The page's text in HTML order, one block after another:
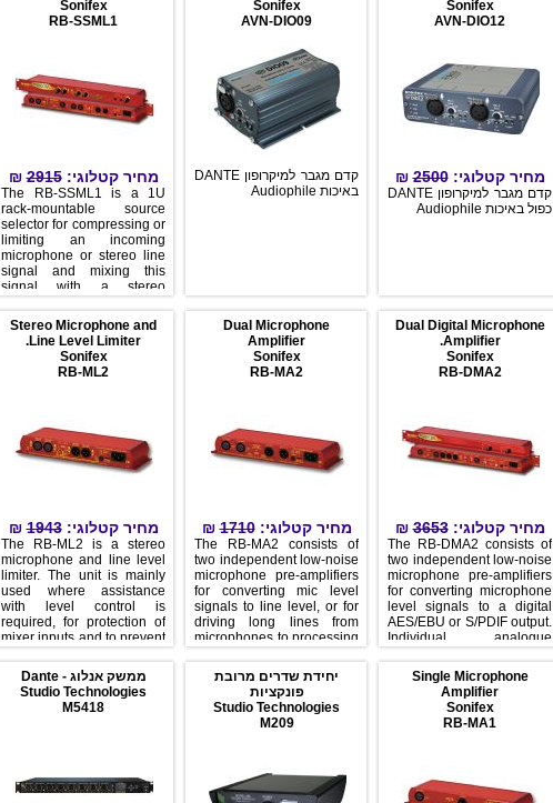
Sonifex
AVN-DIO12
מחיר קטלוגי:2500
₪
קדם מגבר למיקרופון DANTE
כפול באיכות Audiophile
Sonifex
AVN-DIO09
קדם מגבר למיקרופון DANTE
באיכות Audiophile
Sonifex
RB-SSML1
מחיר קטלוגי:2915
₪
The RB-SSML1 is a 1U
rack-mountable source
selector for compressing or
limiting an incoming
microphone or stereo line
signal and mixing this
signal with a stereo
then be metered and
mixed to two headphone
outputs. The unit is mainly
used in situations where
level control is required, for
Dual Digital Microphone
Amplifier.
Sonifex
RB-DMA2
מחיר קטלוגי:3653
₪
The RB-DMA2 consists of
two independent low-noise
microphone pre-amplifiers
for converting microphone
level signals to a digital
AES/EBU or S/PDIF output.
Individual analogue
are also produced for use,
for example, to feed
talkback systems. The unit
can either be used as two
independent microphone
channels of the digital
output.
Dual Microphone
Amplifier
Sonifex
RB-MA2
מחיר קטלוגי:1710
₪
The RB-MA2 consists of
two independent low-noise
microphone pre-amplifiers
for converting mic level
signals to line level, or for
driving long lines from
microphones to processing
Stereo Microphone and
Line Level Limiter.
Sonifex
RB-ML2
מחיר קטלוגי:1943
₪
The RB-ML2 is a stereo
microphone and line level
limiter. The unit is mainly
used where assistance
with level control is
required, for protection of
mixer inputs and to prevent
booths, and the input to PC
workstations, it provides an
economical level control
Single Microphone
Amplifier
Sonifex
RB-MA1
יחידת שדרים מרובת
פונקציות
Studio Technologies
M209
ממשק אנלוג - Dante
Studio Technologies
M5418